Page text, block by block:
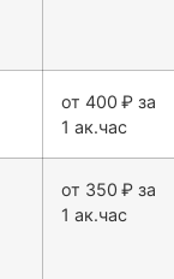
от 400 ₽ за
1 ак.час
от 350 ₽ за
1 ак.час